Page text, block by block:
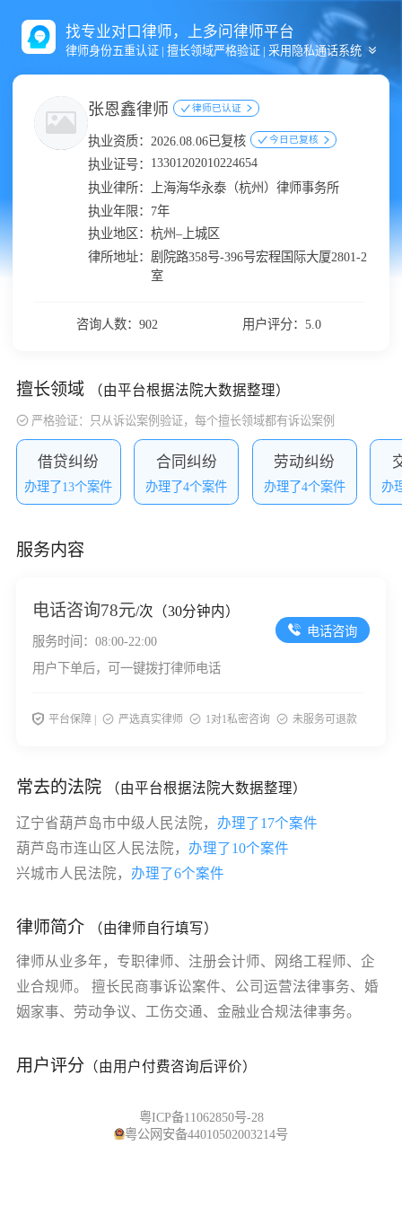
找专业对口律师，上多问律师平台
律师身份五重认证 | 擅长领域严格验证 | 采用隐私通话系统
张恩鑫律师 律师已认证
执业资质： 2026.08.06已复核 今日已复核
执业证号： 13301202010224654
执业律所：
上海海华永泰（杭州）律师事务所
执业年限： 7年
执业地区： 杭州–上城区
律所地址： 剧院路358号-396号宏程国际大厦2801-2
室
咨询人数：902 用户评分：5.0
擅长领域 （由平台根据法院大数据整理）
严格验证：只从诉讼案例验证，每个擅长领域都有诉讼案例
借贷纠纷
办理了13个案件
合同纠纷
办理了4个案件
劳动纠纷
办理了4个案件 办
服务内容
电话咨询78元/次（30分钟内）
服务时间：08:00-22:00
用户下单后，可一键拨打律师电话
平台保障 | 严选真实律师 1对1私密咨询 未服务可退款
电话咨询
常去的法院 （由平台根据法院大数据整理）
辽宁省葫芦岛市中级人民法院， 办理了17个案件
葫芦岛市连山区人民法院， 办理了10个案件
兴城市人民法院， 办理了6个案件
律师简介 （由律师自行填写）
律师从业多年，专职律师、注册会计师、网络工程师、企
业合规师。 擅长民商事诉讼案件、公司运营法律事务、婚
姻家事、劳动争议、工伤交通、金融业合规法律事务。
用户评分 （由用户付费咨询后评价）
粤ICP备11062850号-28
粤公网安备44010502003214号